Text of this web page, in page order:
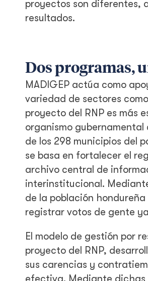
proyectos son diferentes,
resultados.
Dos programas,
MADIGEP actúa como
variedad de sectores
proyecto del RNP es más
organismo
de los 298 municipios del
se basa en fortalecer el
archivo central de
interinstitucional.
de la población
registrar votos de gente
El modelo de gestión por
proyecto del RNP,
sus carencias y